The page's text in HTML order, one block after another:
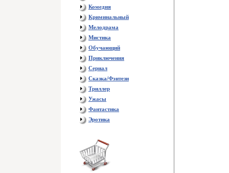
Комедия
Криминальный
Мелодрама
Мистика
Обучающий
Приключения
Сериал
Сказка/Фэнтези
Триллер
Ужасы
Фантастика
Эротика